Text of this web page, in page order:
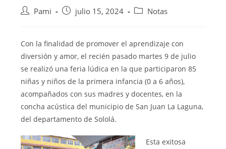
Pami julio 15, 2024 Notas
Con la finalidad de promover el aprendizaje con
diversión y amor, el recién pasado martes 9 de julio
se realizó una feria lúdica en la que participaron 85
niñas y niños de la primera infancia (0 a 6 años),
acompañados con sus madres y docentes, en la
concha acústica del municipio de San Juan La Laguna,
del departamento de Sololá.
Esta exitosa